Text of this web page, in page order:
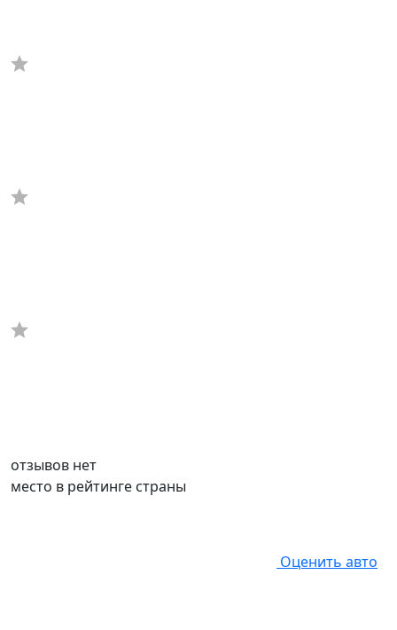
отзывов нет
место в рейтинге страны
Оценить авто